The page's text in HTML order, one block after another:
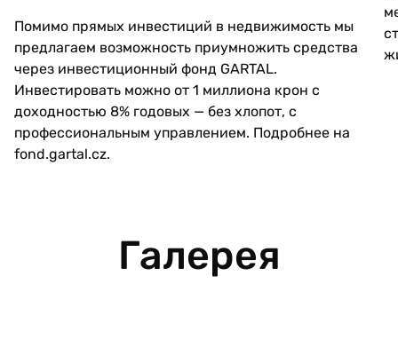
Помимо прямых инвестиций в недвижимость мы
предлагаем возможность приумножить средства
через инвестиционный фонд GARTAL.
Инвестировать можно от 1 миллиона крон с
доходностью 8% годовых — без хлопот, с
профессиональным управлением. Подробнее на
fond.gartal.cz.
Галерея